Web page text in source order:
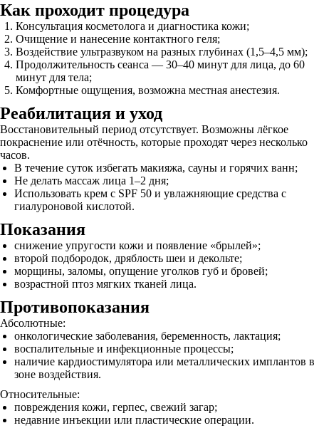
Как проходит процедура
Консультация косметолога и диагностика кожи;
Очищение и нанесение контактного геля;
Воздействие ультразвуком на разных глубинах (1,5–4,5 мм);
Продолжительность сеанса — 30–40 минут для лица, до 60
минут для тела;
Комфортные ощущения, возможна местная анестезия.
Реабилитация и уход
Восстановительный период отсутствует. Возможны лёгкое
покраснение или отёчность, которые проходят через несколько
часов.
В течение суток избегать макияжа, сауны и горячих ванн;
Не делать массаж лица 1–2 дня;
Использовать крем с SPF 50 и увлажняющие средства с
гиалуроновой кислотой.
Показания
снижение упругости кожи и появление «брылей»;
второй подбородок, дряблость шеи и декольте;
морщины, заломы, опущение уголков губ и бровей;
возрастной птоз мягких тканей лица.
Противопоказания
Абсолютные:
онкологические заболевания, беременность, лактация;
воспалительные и инфекционные процессы;
наличие кардиостимулятора или металлических имплантов в
зоне воздействия.
Относительные:
повреждения кожи, герпес, свежий загар;
недавние инъекции или пластические операции.